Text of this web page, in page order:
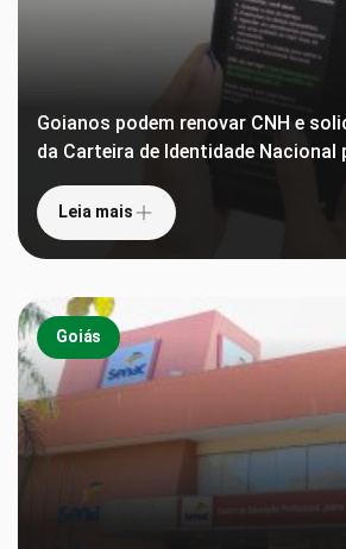
Goianos podem renovar CNH e
da Carteira de Identidade Nacional
Leia mais
Goiás